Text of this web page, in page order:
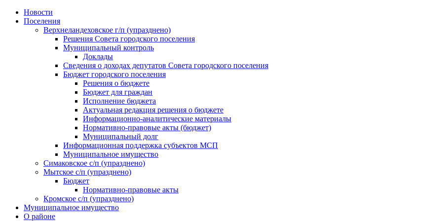
Skip
Новости
Поселения
Верхнеландеховское г/п (упразднено)
Решения Совета городского поселения
Муниципальный контроль
Доклады
Сведения о доходах депутатов Совета городского поселения
Бюджет городского поселения
Решения о бюджете
Бюджет для граждан
Исполнение бюджета
Актуальная редакция решения о бюджете
Информационно-аналитические материалы
Нормативно-правовые акты (бюджет)
Муниципальный долг
Информационная поддержка субъектов МСП
Муниципальное имущество
Симаковское с/п (упразднено)
Мытское с/п (упразднено)
Бюджет
Нормативно-правовые акты
Кромское с/п (упразднено)
Муниципальное имущество
О районе